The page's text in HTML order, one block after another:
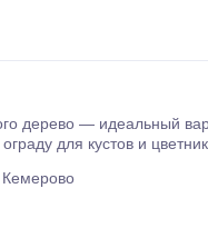
— идеальный вариант
для клумбы или кустарника, изгородь для сада и
Кемерово